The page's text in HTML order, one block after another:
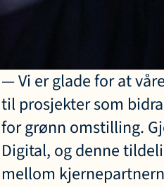
— Vi er glade for at
til prosjekter som
for grønn omstilling.
Digital, og denne
mellom